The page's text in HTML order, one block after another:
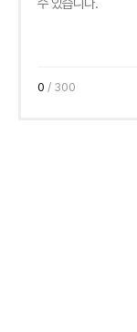
0 / 300